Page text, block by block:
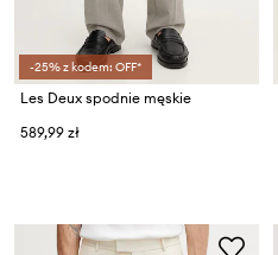
-25% z kodem: OFF*
Les Deux spodnie męskie
589,99 zł